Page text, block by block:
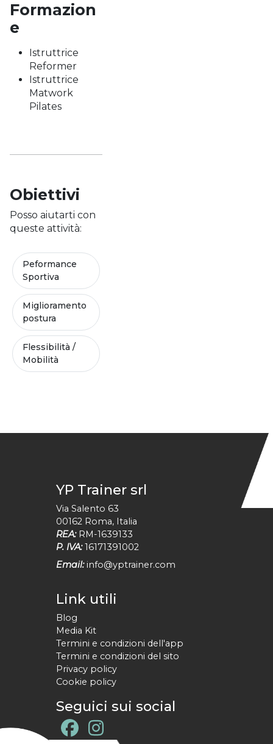
Formazion
e
Istruttrice
Reformer
Istruttrice
Matwork
Pilates
Obiettivi
Posso aiutarti con
queste attività:
Peformance
Sportiva
Miglioramento
postura
Flessibilità /
Mobilità
YP Trainer srl
Via Salento 63
00162 Roma, Italia
REA: RM-1639133
P. IVA: 16171391002
Email: info@yptrainer.com
Link utili
Blog
Media Kit
Termini e condizioni dell'app
Termini e condizioni del sito
Privacy policy
Cookie policy
Seguici sui social